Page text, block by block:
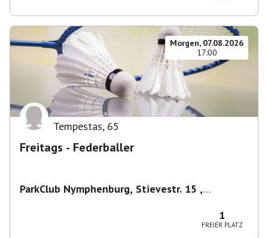
Morgen, 07.08.2026
17:00
Tempestas, 65
Freitags - Federballer
ParkClub Nymphenburg, Stievestr. 15 ,
1
FREIER PLATZ